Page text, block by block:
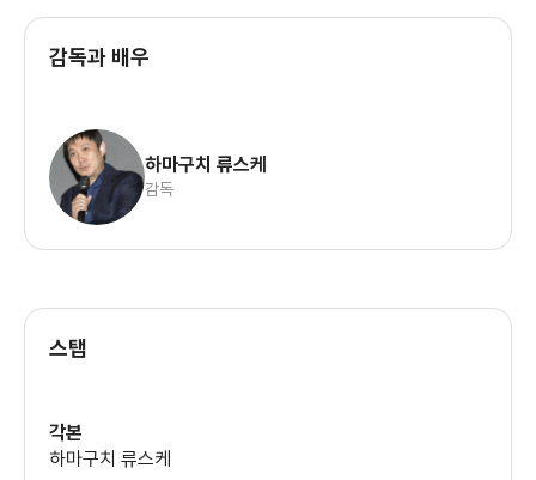
감독과 배우
하마구치 류스케
감독
스탭
각본
하마구치 류스케